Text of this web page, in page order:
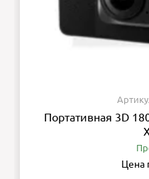
Портативная 3D
Цена